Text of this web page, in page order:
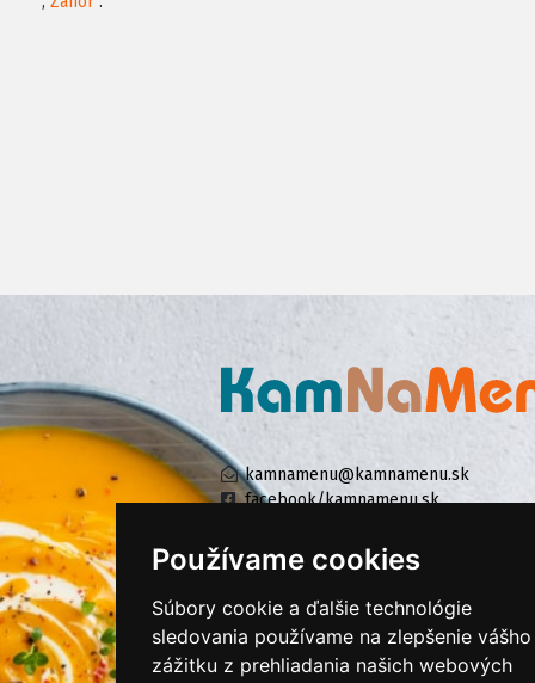
Používame cookies
Súbory cookie a ďalšie technológie
sledovania používame na zlepšenie vášho
zážitku z prehliadania našich webových
kamnamenu@kamnamenu.sk
facebook/kamnamenu.sk
KONTAKTUJTE NÁS